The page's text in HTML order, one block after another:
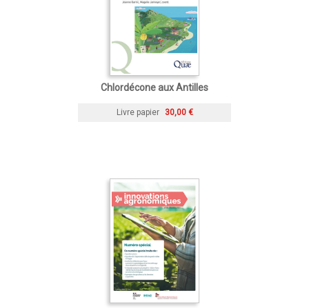
Chlordécone aux Antilles
Livre papier 30,00 €